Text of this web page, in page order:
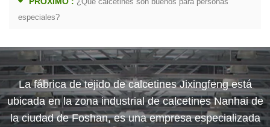
especiales?
La fábrica de tejido de calcetines Jixingfeng está
ubicada en la zona industrial de calcetines Nanhai de
la ciudad de Foshan, es una empresa especializada